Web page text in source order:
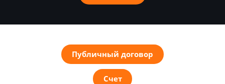
Публичный договор
Счет